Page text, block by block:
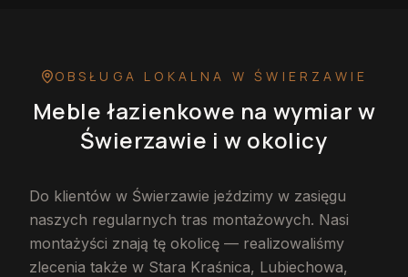
OBSŁUGA LOKALNA W ŚWIERZAWIE
Meble łazienkowe na wymiar w
Świerzawie i w okolicy
Do klientów w Świerzawie jeździmy w zasięgu
naszych regularnych tras montażowych. Nasi
montażyści znają tę okolicę — realizowaliśmy
zlecenia także w Stara Kraśnica, Lubiechowa,